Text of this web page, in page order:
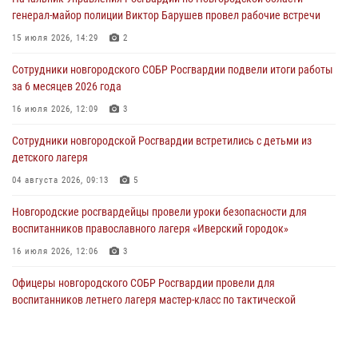
04 августа 2026, 09:12 1
Радиоэфир программы "Новости дня" на радио "Радио53" от 30
центре подготовки личного состава Росгвардии.
30 июля 2026, 16:00 1
разрешительной работы Росгвардии провели телефонную «горячую
линию»
30 июля 2026, 14:36 1
Новгородские росгвардейцы рассказали о службе детям из летнего
лагеря «Волынь»
30 июля 2026, 08:40 5
генерал-майор полиции Виктор Барушев провел рабочие встречи
15 июля 2026, 14:29 2
Сотрудники новгородского СОБР Росгвардии подвели итоги работы
за 6 месяцев 2026 года
16 июля 2026, 12:09 3
Сотрудники новгородской Росгвардии встретились с детьми из
детского лагеря
04 августа 2026, 09:13 5
Новгородские росгвардейцы провели уроки безопасности для
воспитанников православного лагеря «Иверский городок»
16 июля 2026, 12:06 3
Офицеры новгородского СОБР Росгвардии провели для
воспитанников летнего лагеря мастер-класс по тактической